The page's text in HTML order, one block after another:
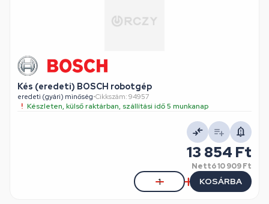
Kés (eredeti) BOSCH robotgép
eredeti (gyári) minőség•Cikkszám: 94957
Készleten, külső raktárban, szállítási idő 5 munkanap
13 854 Ft
Nettó10 909 Ft
KOSÁRBA